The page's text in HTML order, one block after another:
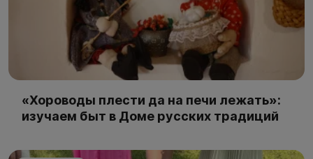
«Хороводы плести да на печи лежать»:
изучаем быт в Доме русских традиций